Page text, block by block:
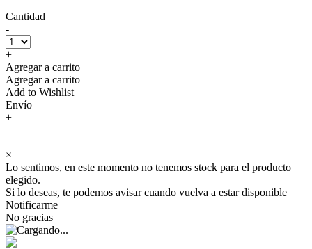
Cantidad
-
+
Agregar a carrito
Agregar a carrito
Add to Wishlist
Envío
+
×
Lo sentimos, en este momento no tenemos stock para el producto
elegido.
Si lo deseas, te podemos avisar cuando vuelva a estar disponible
Notificarme
No gracias